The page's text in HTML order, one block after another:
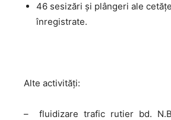
46 sesizări şi plângeri ale
înregistrate.
Alte activități:
– fluidizare trafic rutier bd.